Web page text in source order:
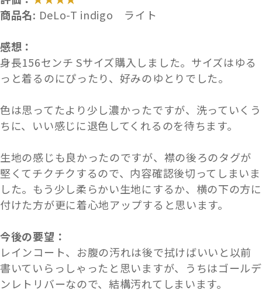
商品名: DeLo-T indigo ライト
感想：
身長156センチ Sサイズ購入しました。サイズはゆる
っと着るのにぴったり、好みのゆとりでした。
色は思ってたより少し濃かったですが、洗っていくう
ちに、いい感じに退色してくれるのを待ちます。
生地の感じも良かったのですが、襟の後ろのタグが
堅くてチクチクするので、内容確認後切ってしまいま
した。もう少し柔らかい生地にするか、横の下の方に
付けた方が更に着心地アップすると思います。
今後の要望：
レインコート、お腹の汚れは後で拭けばいいと以前
書いていらっしゃったと思いますが、うちはゴールデ
ンレトリバーなので、結構汚れてしまいます。